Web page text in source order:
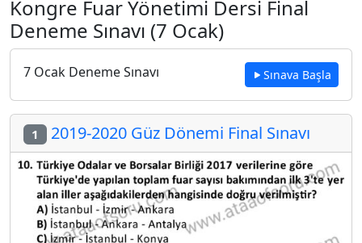
Kongre Fuar Yönetimi Dersi Final
Deneme Sınavı (7 Ocak)
7 Ocak Deneme Sınavı Sınava Başla
1 2019-2020 Güz Dönemi Final Sınavı